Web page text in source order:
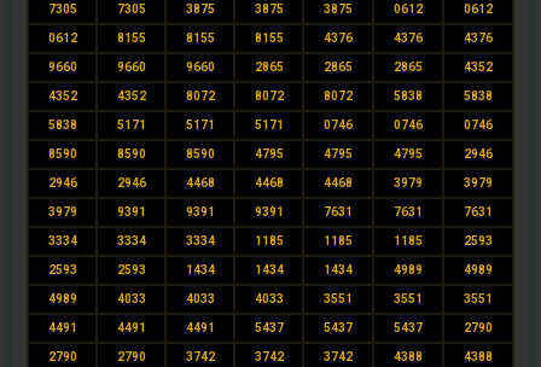
7305 7305 3875 3875 3875 0612 0612
0612 8155 8155 8155 4376 4376 4376
9660 9660 9660 2865 2865 2865 4352
4352 4352 8072 8072 8072 5838 5838
5838 5171 5171 5171 0746 0746 0746
8590 8590 8590 4795 4795 4795 2946
2946 2946 4468 4468 4468 3979 3979
3979 9391 9391 9391 7631 7631 7631
3334 3334 3334 1185 1185 1185 2593
2593 2593 1434 1434 1434 4989 4989
4989 4033 4033 4033 3551 3551 3551
4491 4491 4491 5437 5437 5437 2790
2790 2790 3742 3742 3742 4388 4388